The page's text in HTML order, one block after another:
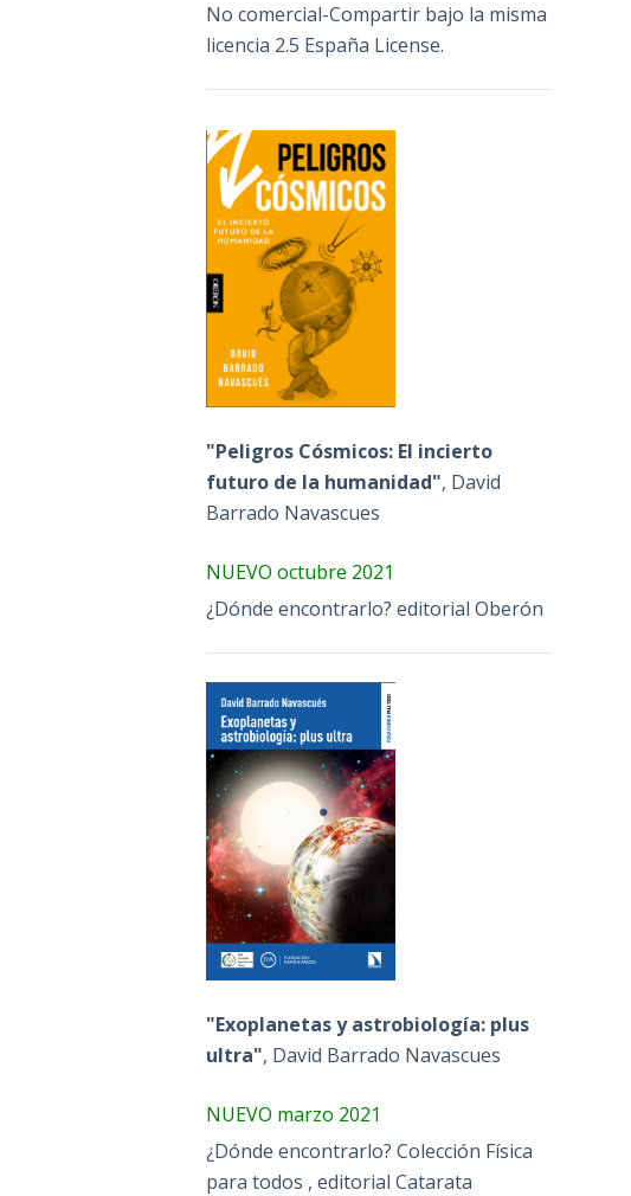
No comercial-Compartir bajo la misma
licencia 2.5 España License.
"Peligros Cósmicos: El incierto
futuro de la humanidad", David
Barrado Navascues
NUEVO octubre 2021
¿Dónde encontrarlo? editorial Oberón
"Exoplanetas y astrobiología: plus
ultra", David Barrado Navascues
NUEVO marzo 2021
¿Dónde encontrarlo? Colección Física
para todos , editorial Catarata